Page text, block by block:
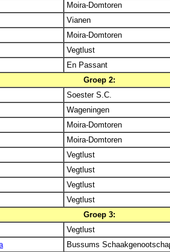
Moira-Domtoren
Vianen
Moira-Domtoren
Vegtlust
En Passant
Groep 2:
Soester S.C.
Wageningen
Moira-Domtoren
Moira-Domtoren
Vegtlust
Vegtlust
Vegtlust
Vegtlust
Groep 3:
Vegtlust
Bussums